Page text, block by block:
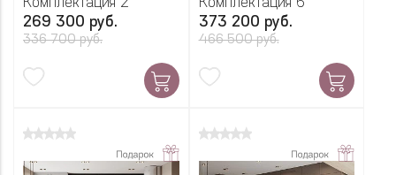
269 300 руб.
336 700 руб.
373 200 руб.
466 500 руб.